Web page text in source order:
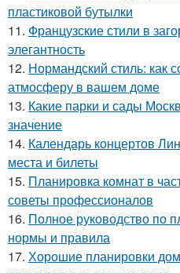
пластиковой бутылки
11. Французские стили в
элегантность
12. Нормандский стиль: как
атмосферу в вашем доме
13. Какие парки и сады
значение
14. Календарь концертов
места и билеты
15. Планировка комнат в
советы профессионалов
16. Полное руководство по
нормы и правила
17. Хорошие планировки